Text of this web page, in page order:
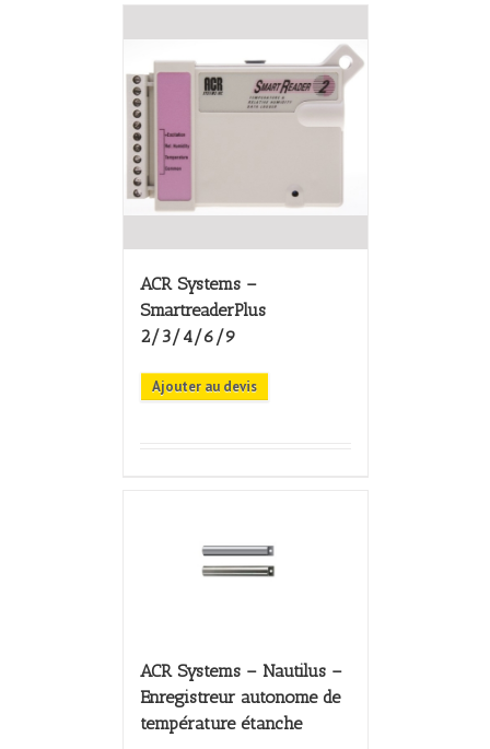
ACR Systems –
SmartreaderPlus
2/3/4/6/9
Ajouter au devis
ACR Systems – Nautilus –
Enregistreur autonome de
température étanche